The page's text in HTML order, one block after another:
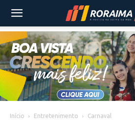
Início Entretenimento Carnaval